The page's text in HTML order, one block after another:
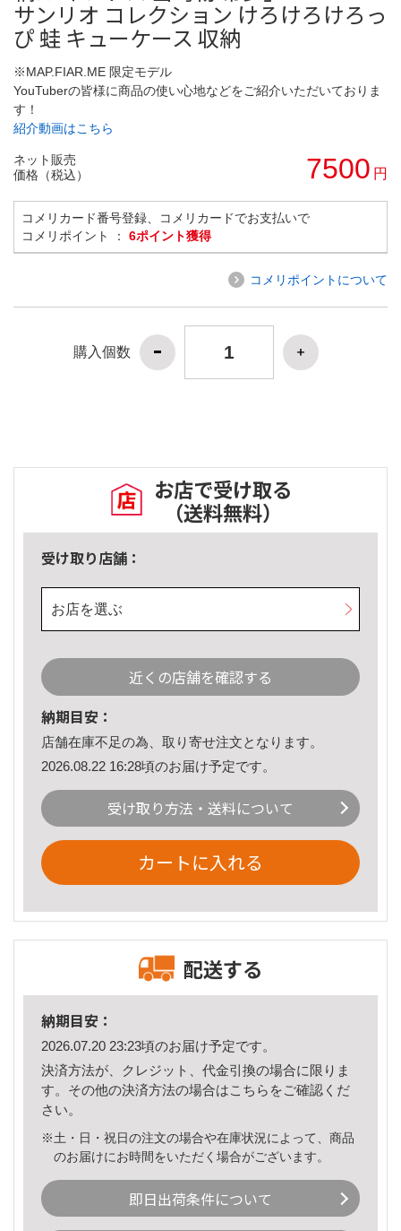
サンリオ コレクション けろけろけろっ
ぴ 蛙 キューケース 収納
※MAP.FIAR.ME 限定モデル
YouTuberの皆様に商品の使い心地などをご紹介いただいておりま
す！
紹介動画はこちら
ネット販売
価格（税込）
7500 円
コメリカード番号登録、コメリカードでお支払いで
コメリポイント ： 6ポイント獲得
コメリポイントについて
購入個数
お店で受け取る
（送料無料）
受け取り店舗：
お店を選ぶ
近くの店舗を確認する
納期目安：
店舗在庫不足の為、取り寄せ注文となります。
2026.08.22 16:28頃のお届け予定です。
受け取り方法・送料について
カートに入れる
配送する
納期目安：
2026.07.20 23:23頃のお届け予定です。
決済方法が、クレジット、代金引換の場合に限りま
す。その他の決済方法の場合はこちら をご確認くだ
さい。
※土・日・祝日の注文の場合や在庫状況によって、商品
のお届けにお時間をいただく場合がございます。
即日出荷条件について